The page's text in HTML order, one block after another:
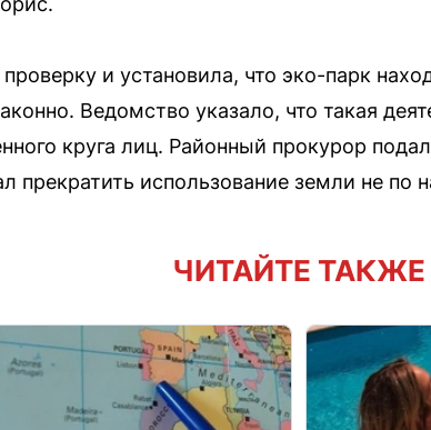
и установила, что эко-парк
Ведомство указало, что такая
круга лиц. Районный прокурор
прекратить использование земли не по
ЧИТАЙТЕ ТАКЖЕ